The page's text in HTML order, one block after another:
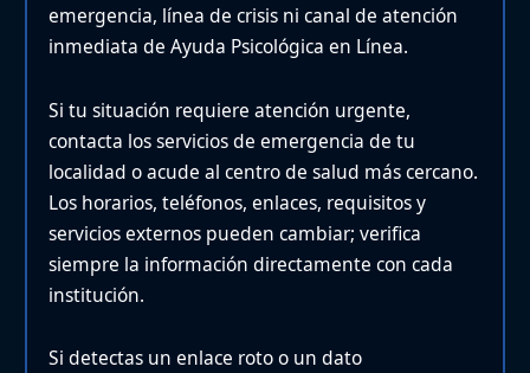
emergencia, línea de crisis ni canal de atención
inmediata de Ayuda Psicológica en Línea.
Si tu situación requiere atención urgente,
contacta los servicios de emergencia de tu
localidad o acude al centro de salud más cercano.
Los horarios, teléfonos, enlaces, requisitos y
servicios externos pueden cambiar; verifica
siempre la información directamente con cada
institución.
Si detectas un enlace roto o un dato